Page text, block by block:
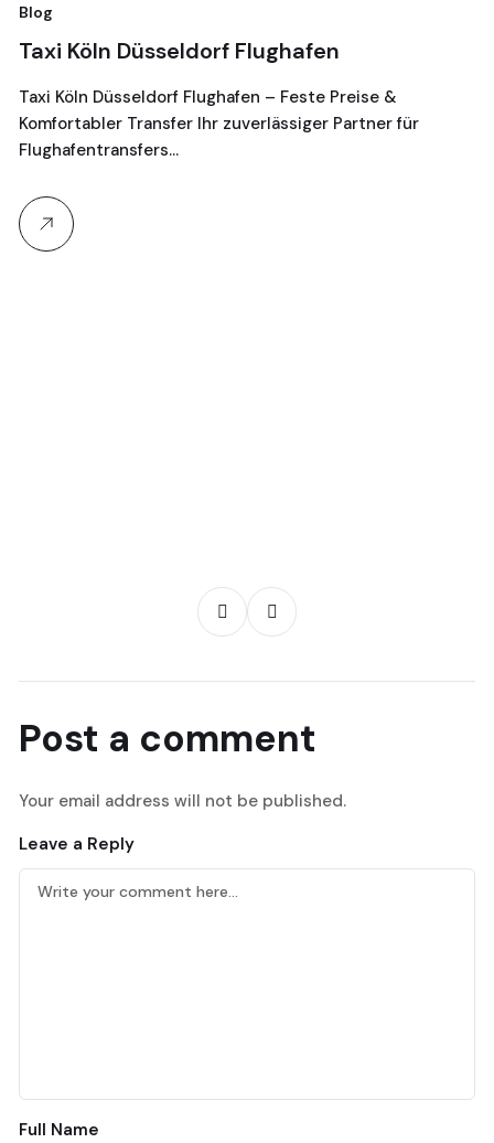
Blog
Taxi Köln Düsseldorf Flughafen
Taxi Köln Düsseldorf Flughafen – Feste Preise &
Komfortabler Transfer Ihr zuverlässiger Partner für
Flughafentransfers…
Post a comment
Your email address will not be published.
Leave a Reply
Full Name